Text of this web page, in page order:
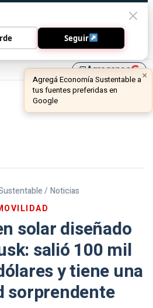
library_addAgreganos
/ Noticias
solar diseñado
salió 100 mil
y tiene una
sorprendente
Seguir